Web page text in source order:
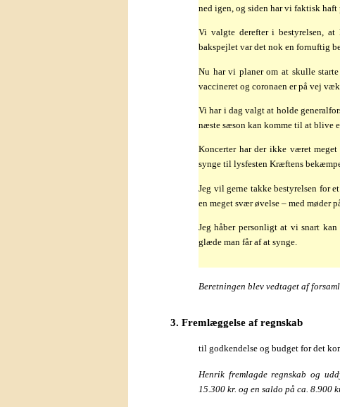
ned igen, og siden har vi faktisk haft
Vi valgte derefter i bestyrelsen,
bakspejlet var det nok en fornuftig
Nu har vi planer om at skulle
vaccineret og coronaen er på vej væk.
Vi har i dag valgt at holde
næste sæson kan komme til at blive
Koncerter har der ikke været
synge til lysfesten Kræftens
Jeg vil gerne takke bestyrelsen for
en meget svær øvelse – med møder
Jeg håber personligt at vi snart
glæde man får af at synge.
Beretningen blev vedtaget af
3. Fremlæggelse af regnskab
til godkendelse og budget for det
Henrik fremlagde regnskab og
15.300 kr. og en saldo på ca. 8.900